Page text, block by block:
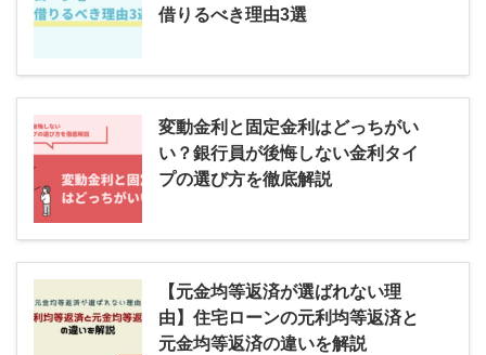
借りるべき理由3選
変動金利と固定金利はどっちがい
い？銀行員が後悔しない金利タイ
プの選び方を徹底解説
【元金均等返済が選ばれない理
由】住宅ローンの元利均等返済と
元金均等返済の違いを解説